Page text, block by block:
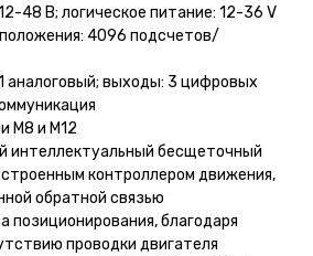
48 В; логическое питание: 12-36 V
4096 подсчетов/
аналоговый; выходы: 3 цифровых
M8 и M12
интеллектуальный бесщеточный
контроллером движения,
обратной связью
позиционирования, благодаря
проводки двигателя